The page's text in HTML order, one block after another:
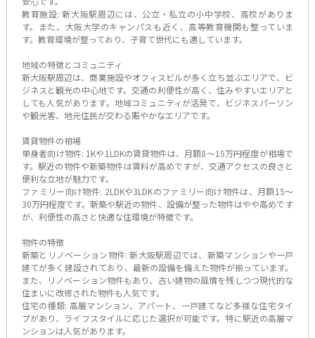
教育施設: 新大阪駅周辺には、公立・私立の小中学校、高校がありま
す。また、大阪大学のキャンパスも近く、高等教育機関も整っていま
す。教育環境が整っており、子育て世代にも適しています。
地域の特徴とコミュニティ
新大阪駅周辺は、商業施設やオフィスビルが多く立ち並ぶエリアで、ビ
ジネスと観光の中心地です。交通の利便性が高く、住みやすいエリアと
しても人気があります。地域コミュニティが活発で、ビジネスパーソン
や観光客、地元住民が交わる賑やかなエリアです。
賃貸物件の相場
単身者向け物件: 1Kや1LDKの賃貸物件は、月額8〜15万円程度が相場で
す。駅近の物件や新築物件は賃料が高めですが、交通アクセスの良さと
便利な立地が魅力です。
ファミリー向け物件: 2LDKや3LDKのファミリー向け物件は、月額15〜
30万円程度です。新築や駅近の物件、設備が整った物件はやや高めです
が、利便性の高さと快適な住環境が特徴です。
物件の特徴
新築とリノベーション物件: 新大阪駅周辺では、新築マンションや一戸
建てが多く建設されており、最新の設備を備えた物件が揃っています。
また、リノベーション物件もあり、古い建物の風情を残しつつ現代的な
住まいに改修された物件も人気です。
住宅の種類: 高層マンション、アパート、一戸建てなど多様な住宅タイ
プがあり、ライフスタイルに応じた選択が可能です。特に駅近の高層マ
ンションは人気があります。